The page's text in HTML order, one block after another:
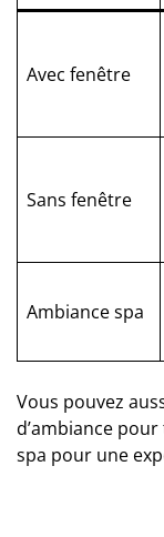
Avec fenêtre
Sans fenêtre
Ambiance spa
Vous pouvez
d’ambiance
spa pour une